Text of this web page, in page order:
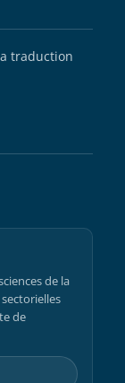
traduction
de la
de